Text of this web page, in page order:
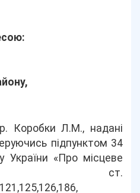
Коробки Л.М., надані
підпунктом 34
України «Про місцеве
ст.